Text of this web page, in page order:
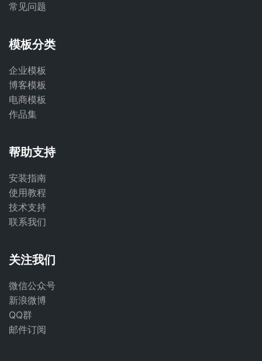
常见问题
模板分类
企业模板
博客模板
电商模板
作品集
帮助支持
安装指南
使用教程
技术支持
联系我们
关注我们
微信公众号
新浪微博
QQ群
邮件订阅